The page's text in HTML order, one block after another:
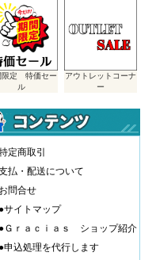
限定 特価セー
ル
アウトレットコーナ
ー
定商取引
払・配送について
お問合せ
●サイトマップ
●Ｇｒａｃｉａｓ ショップ紹介
●申込処理を代行します